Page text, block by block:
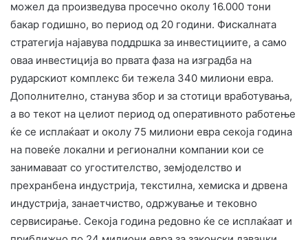
можел да произведува просечно околу 16.000 тони
бакар годишно, во период од 20 години. Фискалната
стратегија најавува поддршка за инвестициите, а само
оваа инвестиција во првата фаза на изградба на
рударскиот комплекс би тежела 340 милиони евра.
Дополнително, станува збор и за стотици вработувања,
а во текот на целиот период од оперативното работење
ќе се исплаќаат и околу 75 милиони евра секоја година
на повеќе локални и регионални компании кои се
занимаваат со угостителство, земјоделство и
прехранбена индустрија, текстилна, хемиска и дрвена
индустрија, занаетчиство, одржување и тековно
сервисирање. Секоја година редовно ќе се исплаќаат и